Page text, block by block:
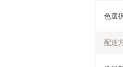
色選
配送